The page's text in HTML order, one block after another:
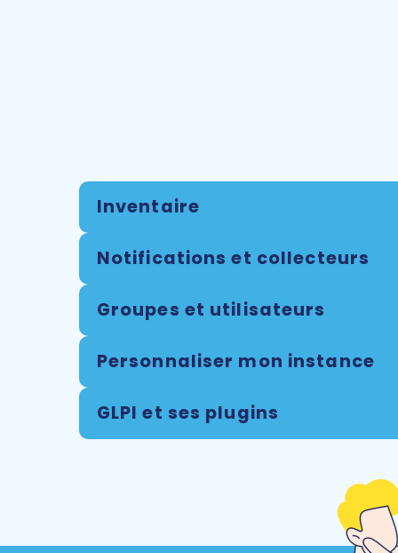
Inventaire
Notifications et collecteurs
Groupes et utilisateurs
Personnaliser mon instance
GLPI et ses plugins